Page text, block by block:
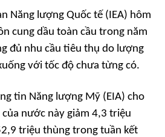
Năng lượng Quốc tế (IEA) hôm
cung dầu toàn cầu trong năm
đủ nhu cầu tiêu thụ do lượng
với tốc độ chưa từng có.
tin Năng lượng Mỹ (EIA) cho
nước này giảm 4,3 triệu
triệu thùng trong tuần kết